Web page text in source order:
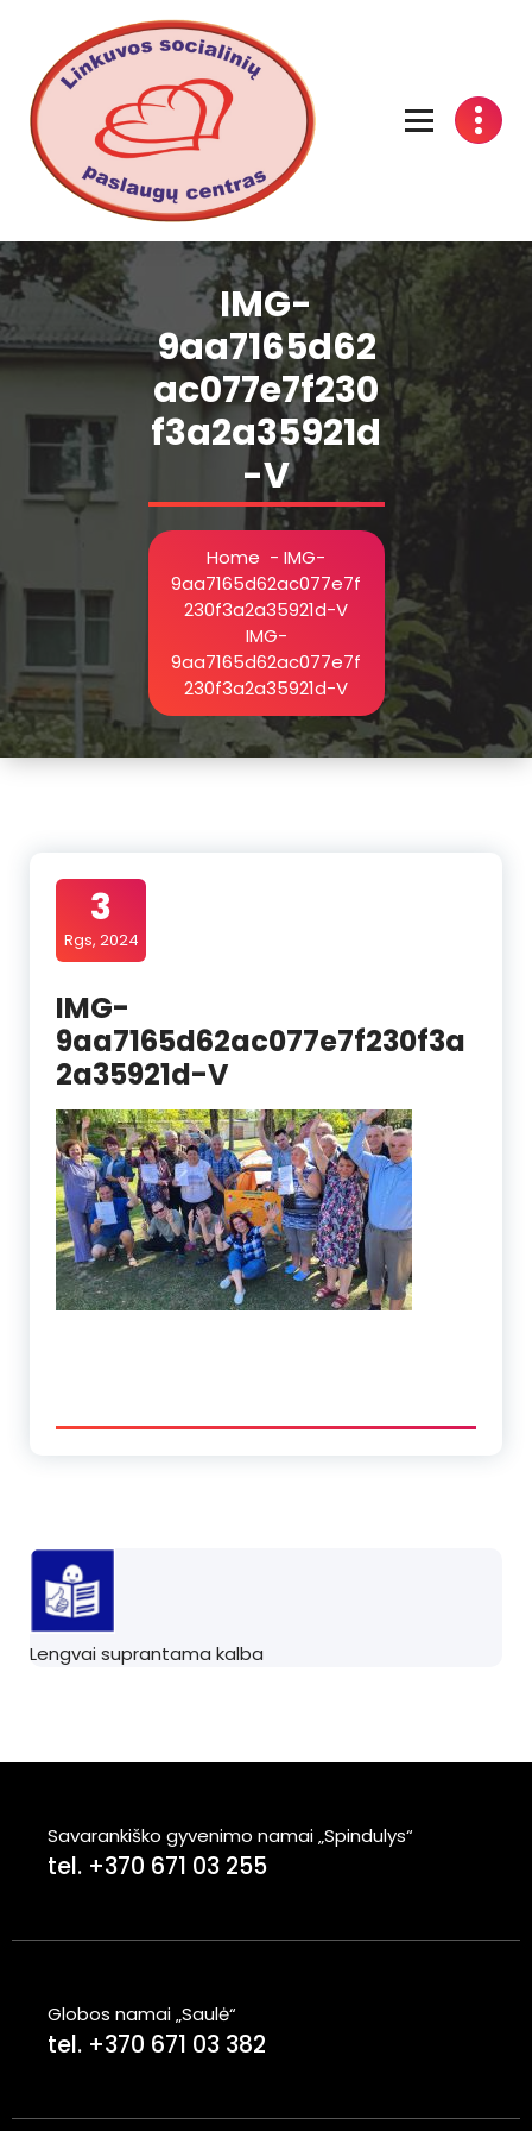
IMG-
9aa7165d62
ac077e7f230
f3a2a35921d
-V
Home - IMG-
9aa7165d62ac077e7f
230f3a2a35921d-V
IMG-
9aa7165d62ac077e7f
230f3a2a35921d-V
3
Rgs, 2024
IMG-
9aa7165d62ac077e7f230f3a
2a35921d-V
Lengvai suprantama kalba
Savarankiško gyvenimo namai „Spindulys“
tel. +370 671 03 255
Globos namai „Saulė“
tel. +370 671 03 382